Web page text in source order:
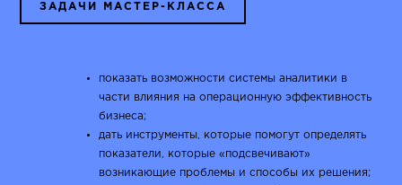
ЗАДАЧИ МАСТЕР-КЛАССА
показать возможности системы аналитики в
части влияния на операционную эффективность
бизнеса;
дать инструменты, которые помогут определять
показатели, которые «подсвечивают»
возникающие проблемы и способы их решения;